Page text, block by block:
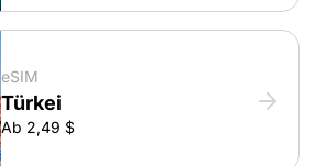
eSIM
Türkei
Ab 2,49 $